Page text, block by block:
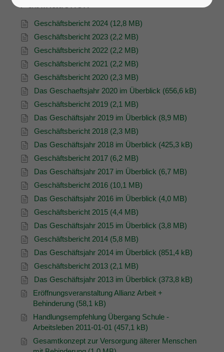
Publikationen
Geschäftsbericht 2024 (12,8 MB)
Geschäftsbericht 2023 (2,2 MB)
Geschäftsbericht 2022 (2,2 MB)
Geschäftsbericht 2021 (2,2 MB)
Geschäftsbericht 2020 (2,3 MB)
Das Geschaeftsjahr 2020 im Überblick (656,6 kB)
Geschäftsbericht 2019 (2,1 MB)
Das Geschäftsjahr 2019 im Überblick (8,9 MB)
Geschäftsbericht 2018 (2,3 MB)
Das Geschäftsjahr 2018 im Überblick (425,3 kB)
Geschäftsbericht 2017 (6,2 MB)
Das Geschäftsjahr 2017 im Überblick (6,7 MB)
Geschäftsbericht 2016 (10,1 MB)
Das Geschäftsjahr 2016 im Überblick (4,0 MB)
Geschäftsbericht 2015 (4,4 MB)
Das Geschäftsjahr 2015 im Überblick (3,8 MB)
Geschäftsbericht 2014 (5,8 MB)
Das Geschäftsjahr 2014 im Überblick (851,4 kB)
Geschäftsbericht 2013 (2,1 MB)
Das Geschäftsjahr 2013 im Überblick (373,8 kB)
Eröffnungsveranstaltung Allianz Arbeit +
Behinderung (58,1 kB)
Handlungsempfehlung Übergang Schule -
Arbeitsleben 2011-01-01 (457,1 kB)
Gesamtkonzept zur Versorgung älterer Menschen